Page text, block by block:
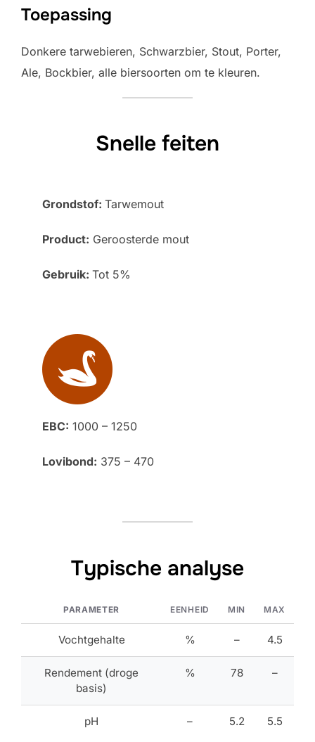
Toepassing
Donkere tarwebieren, Schwarzbier, Stout, Porter,
Ale, Bockbier, alle biersoorten om te kleuren.
Snelle feiten
Grondstof: Tarwemout
Product: Geroosterde mout
Gebruik: Tot 5%
EBC: 1000 – 1250
Lovibond: 375 – 470
Typische analyse
PARAMETER EENHEID MIN MAX
Vochtgehalte % – 4.5
Rendement (droge
basis)
% 78 –
pH – 5.2 5.5